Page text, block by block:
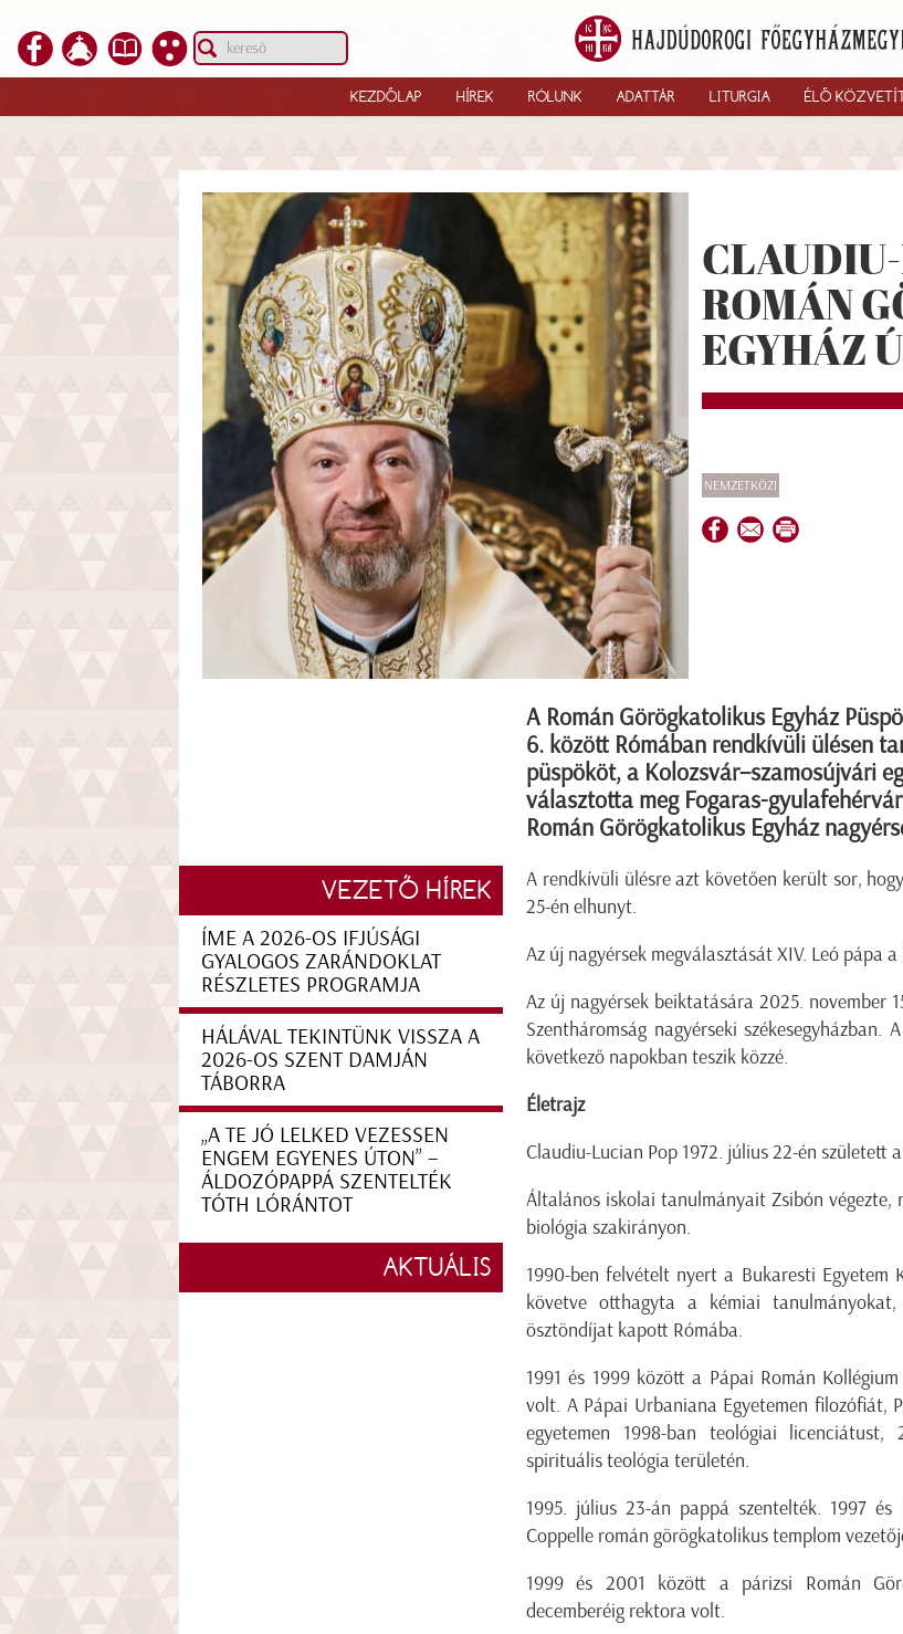
KEZDŐLAP HÍREK RÓLUNK ADATTÁR LITURGIA ÉLŐ
ROMÁN
EGYHÁZ
NEMZETKÖZI
A Román Görögkatolikus Egyház
6. között Rómában rendkívüli ülésen
püspököt, a Kolozsvár–szamosújvári
választotta meg Fogaras-
Román Görögkatolikus Egyház
A rendkívüli ülésre azt követően került sor,
25-én elhunyt.
Az új nagyérsek megválasztását XIV. Leó pápa
Az új nagyérsek beiktatására 2025. november
Szentháromság nagyérseki
következő napokban teszik közzé.
Életrajz
Claudiu-Lucian Pop 1972. július 22-én született
Általános iskolai tanulmányait Zsibón végezte,
biológia szakirányon.
1990-ben felvételt nyert a Bukaresti
követve otthagyta a kémiai
ösztöndíjat kapott Rómába.
1991 és 1999 között a Pápai Román
volt. A Pápai Urbaniana Egyetemen filozófiát,
egyetemen 1998-ban teológiai
spirituális teológia területén.
1995. július 23-án pappá szentelték. 1997
Coppelle román görögkatolikus templom
1999 és 2001 között a párizsi Román
decemberéig rektora volt.
VEZETŐ HÍREK
ÍME A 2026-OS IFJÚSÁGI
GYALOGOS ZARÁNDOKLAT
RÉSZLETES PROGRAMJA
HÁLÁVAL TEKINTÜNK VISSZA A
2026-OS SZENT DAMJÁN
TÁBORRA
„A TE JÓ LELKED VEZESSEN
ENGEM EGYENES ÚTON” –
ÁLDOZÓPAPPÁ SZENTELTÉK
TÓTH LÓRÁNTOT
AKTUÁLIS